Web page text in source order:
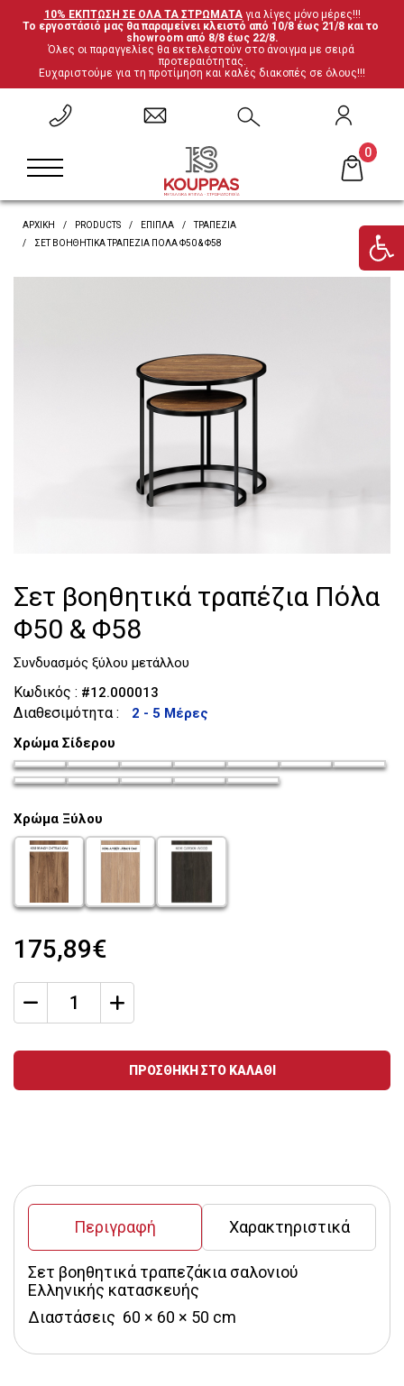
10% ΕΚΠΤΩΣΗ ΣΕ ΟΛΑ ΤΑ ΣΤΡΩΜΑΤΑ για λίγες μόνο μέρες!!!
Το εργοστάσιό μας θα παραμείνει κλειστό από 10/8 έως 21/8 και το
showroom από 8/8 έως 22/8.
Όλες οι παραγγελίες θα εκτελεστούν στο άνοιγμα με σειρά
προτεραιότητας.
Ευχαριστούμε για τη προτίμηση και καλές διακοπές σε όλους!!!
0
ΕΠΙΣΤΡΟΦΗ
Σετ Υπνοδωματίου
Κρεβάτια Ξύλο-Μέταλλο
Ντυμένα Κρεβάτια
ΕΠΙΣΤΡΟΦΗ
Ανατομικά
Βρες το στρώμα σου
ΕΠΙΣΤΡΟΦΗ
Καρέκλες
Γραφεία
ΕΠΙΣΤΡΟΦΗ
Έπιπλα ξενοδοχείου
ΑΡΧΙΚΗ PRODUCTS ΈΠΙΠΛΑ
ΤΡΑΠΈΖΙΑ
ΣΕΤ ΒΟΗΘΗΤΙΚΆ ΤΡΑΠΈΖΙΑ ΠΌΛΑ Φ50 & Φ58
Σετ βοηθητικά τραπέζια Πόλα
Φ50 & Φ58
Συνδυασμός ξύλου μετάλλου
Κωδικός : #12.000013
Διαθεσιμότητα :
2 - 5 Μέρες
Χρώμα Σίδερου
chroma-siderou_35
chroma-siderou_36
chroma-siderou_37
chroma-siderou_38
chroma-siderou_39
chroma-chroma-
chroma-siderou_42
chroma-siderou_43
chroma-siderou_44
chroma-siderou_45
chroma-siderou_46
Χρώμα Ξύλου
chroma-xulou_47chroma-xulou_48chroma-xulou_49
175,89€
qty
ΠΡΟΣΘΗΚΗ ΣΤΟ ΚΑΛΑΘΙ
Περιγραφή Χαρακτηριστικά
Σετ βοηθητικά τραπεζάκια σαλονιού
Ελληνικής κατασκευής
Διαστάσεις  60 × 60 × 50 cm